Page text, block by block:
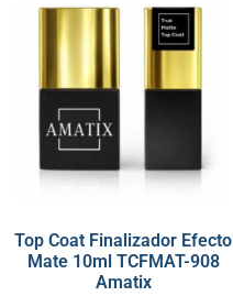
Top Coat Finalizador Efecto
Mate 10ml TCFMAT-908
Amatix